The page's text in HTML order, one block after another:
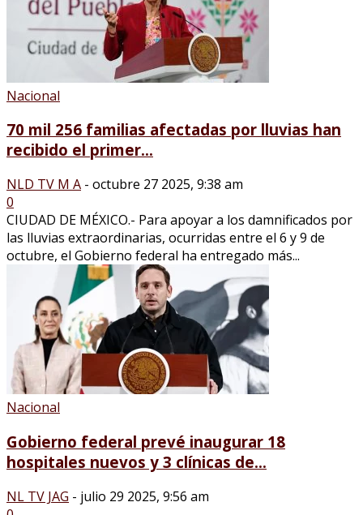
Nacional
70 mil 256 familias afectadas por lluvias han
recibido el primer...
NLD TV M A - octubre 27 2025, 9:38 am
0
CIUDAD DE MÉXICO.- Para apoyar a los damnificados por
las lluvias extraordinarias, ocurridas entre el 6 y 9 de
octubre, el Gobierno federal ha entregado más...
Nacional
Gobierno federal prevé inaugurar 18
hospitales nuevos y 3 clínicas de...
NL TV JAG - julio 29 2025, 9:56 am